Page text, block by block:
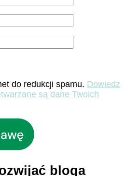
do redukcji spamu. Dowiedz
są dane Twoich
bloga